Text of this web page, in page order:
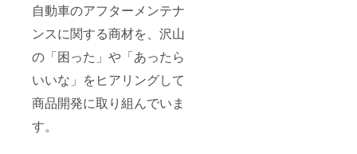
自動車のアフターメンテナ
ンスに関する商材を、沢山
の「困った」や「あったら
いいな」をヒアリングして
商品開発に取り組んでいま
す。